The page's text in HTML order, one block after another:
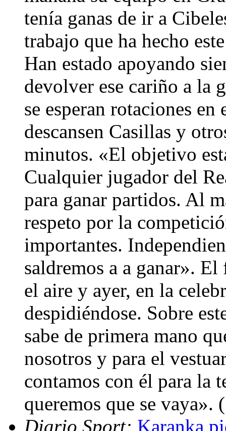
tenía ganas de ir a
trabajo que ha hecho
Han estado apoyando
devolver ese cariño a la
se esperan rotaciones
descansen Casillas y
minutos. «El objetivo
Cualquier jugador del
para ganar partidos. Al
respeto por la
importantes.
saldremos a a ganar».
el aire y ayer, en la
despidiéndose. Sobre
sabe de primera mano
nosotros y para el
contamos con él para la
queremos que se
Diario Sport: Karanka